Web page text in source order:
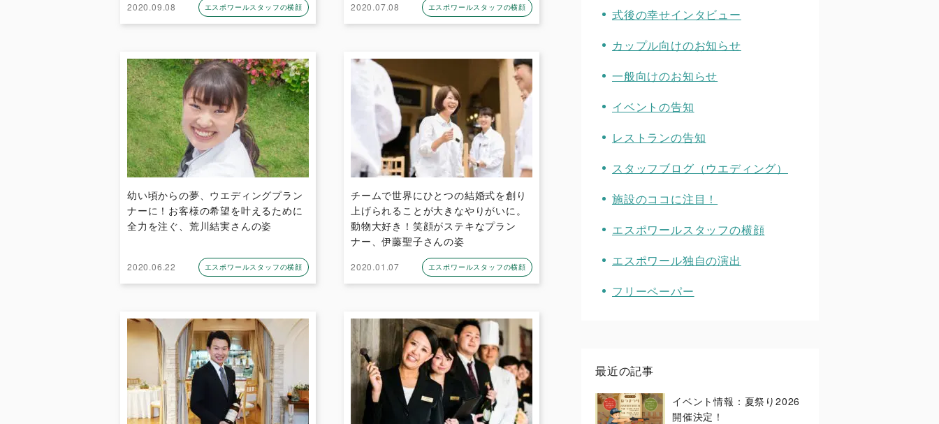
2020.09.08 エスポワールスタッフの横顔 2020.07.08 エスポワールスタッフの横顔
幼い頃からの夢、ウエディングプラン
ナーに！お客様の希望を叶えるために
全力を注ぐ、荒川結実さんの姿
2020.06.22 エスポワールスタッフの横顔
チームで世界にひとつの結婚式を創り
上げられることが大きなやりがいに。
動物大好き！笑顔がステキなプラン
ナー、伊藤聖子さんの姿
2020.01.07 エスポワールスタッフの横顔
式後の幸せインタビュー
カップル向けのお知らせ
一般向けのお知らせ
イベントの告知
レストランの告知
スタッフブログ（ウエディング）
施設のココに注目！
エスポワールスタッフの横顔
エスポワール独自の演出
フリーペーパー
最近の記事
イベント情報：夏祭り2026
開催決定！